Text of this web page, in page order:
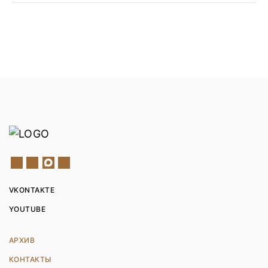
VKONTAKTE
YOUTUBE
АРХИВ
КОНТАКТЫ